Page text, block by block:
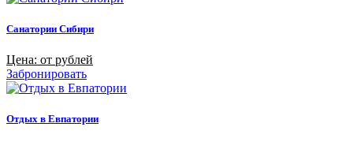
Санатории Сибири
Цена: от рублей
Забронировать
Отдых в Евпатории